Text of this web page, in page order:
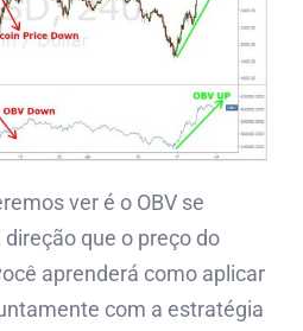
ver é o OBV se
que o preço do
aprenderá como aplicar
com a estratégia